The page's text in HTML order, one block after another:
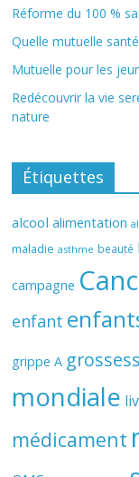
Réforme du 100 %
Quelle mutuelle
Mutuelle pour les
Redécouvrir la vie
nature
Étiquettes
alcool alimentation
maladie asthme beauté
campagne
enfant
grippe A
mondiale
médicament